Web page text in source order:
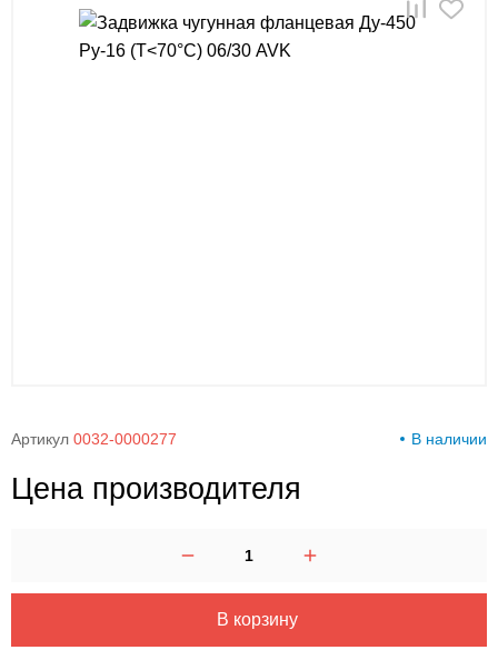
Артикул 0032-0000277 В наличии
Цена производителя
В корзину
info@example.com